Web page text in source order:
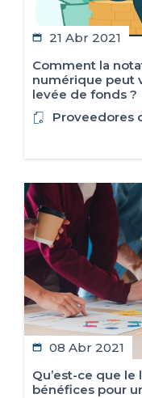
21 Abr 2021
Comment la
numérique peut
levée de fonds ?
Proveedores
08 Abr 2021
Qu’est-ce que le
bénéfices pour